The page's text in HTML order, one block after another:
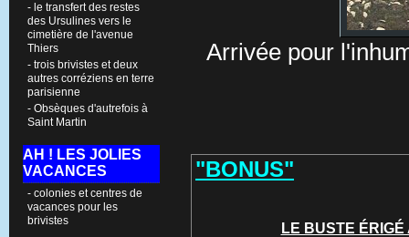
- le transfert des restes
des Ursulines vers le
cimetière de l'avenue
Thiers
- trois brivistes et deux
autres corréziens en terre
parisienne
- Obsèques d'autrefois à
Saint Martin
AH ! LES JOLIES
VACANCES
- colonies et centres de
vacances pour les
brivistes
Arrivée pour
"BONUS"
LE BUSTE